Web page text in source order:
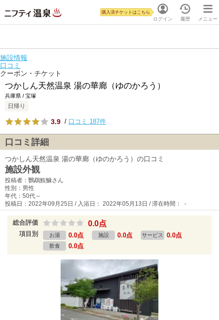
ログイン
購入済チケットはこちら
履歴 メニュー
施設情報
口コミ
クーポン・チケット
つかしん天然温泉 湯の華廊（ゆのかろう）
兵庫県 / 宝塚
日帰り
3.9 / 口コミ 187件
口コミ詳細
つかしん天然温泉 湯の華廊（ゆのかろう）の口コミ
施設外観
投稿者：鸚鵡鮟鱇さん
性別：男性
年代：50代～
投稿日：2022年09月25日 / 入浴日： 2022年05月13日 / 滞在時間： -
総合評価 0.0点
項目別 お湯 0.0点 施設 0.0点 サービス 0.0点
飲食 0.0点